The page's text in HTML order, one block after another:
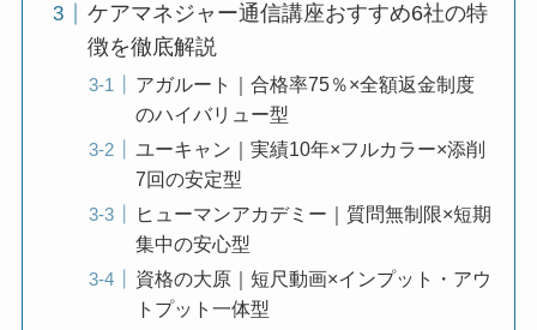
ケアマネジャー通信講座おすすめ6社の特
徴を徹底解説
アガルート｜合格率75％×全額返金制度
のハイバリュー型
ユーキャン｜実績10年×フルカラー×添削
7回の安定型
ヒューマンアカデミー｜質問無制限×短期
集中の安心型
資格の大原｜短尺動画×インプット・アウ
トプット一体型